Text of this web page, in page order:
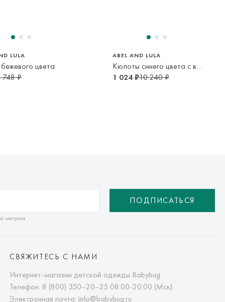
LULA
цвета
748 ₽
ABEL AND LULA
Кюлоты синего цвета с воланом
1 024 ₽10 240 ₽
метрика
ПОДПИСАТЬСЯ
СВЯЖИТЕСЬ С НАМИ
Интернет-магазин детской одежды Babybug
Телефон: 8 (800) 350–20–25 08:00-20:00 (Мск)
Электронная почта: info@babybug.ru